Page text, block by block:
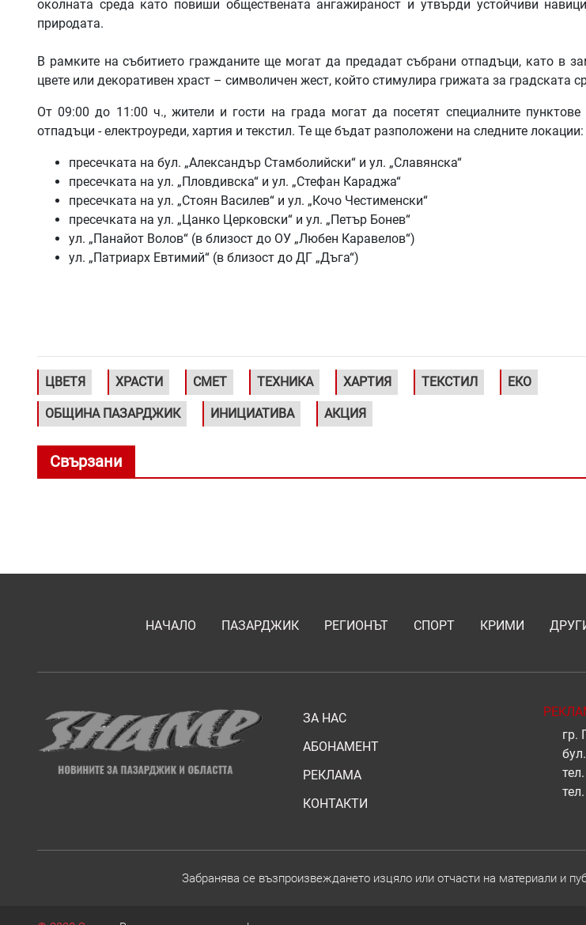
околната среда като повиши обществената ангажираност и утвърди устойчиви
природата.
В рамките на събитието гражданите ще могат да предадат събрани отпадъци, като в
цвете или декоративен храст – символичен жест, който стимулира грижата за градската
От 09:00 до 11:00 ч., жители и гости на града могат да посетят специалните пунктове
отпадъци - електроуреди, хартия и текстил. Те ще бъдат разположени на следните локации:
пресечката на бул. „Александър Стамболийски“ и ул. „Славянска“
пресечката на ул. „Пловдивска“ и ул. „Стефан Караджа“
пресечката на ул. „Стоян Василев“ и ул. „Кочо Честименски“
пресечката на ул. „Цанко Церковски“ и ул. „Петър Бонев“
ул. „Панайот Волов“ (в близост до ОУ „Любен Каравелов“)
ул. „Патриарх Евтимий“ (в близост до ДГ „Дъга“)
ЦВЕТЯ ХРАСТИ СМЕТ ТЕХНИКА ХАРТИЯ ТЕКСТИЛ ЕКО
ОБЩИНА ПАЗАРДЖИК ИНИЦИАТИВА АКЦИЯ
Свързани
НАЧАЛО ПАЗАРДЖИК РЕГИОНЪТ СПОРТ КРИМИ
ЗА НАС
АБОНАМЕНТ
РЕКЛАМА
КОНТАКТИ
гр.
тел.
тел.
Забранява се възпроизвеждането изцяло или отчасти на материали и